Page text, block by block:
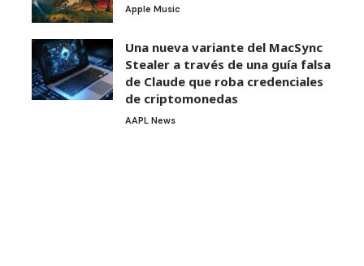
Apple Music
Una nueva variante del MacSync
Stealer a través de una guía falsa
de Claude que roba credenciales
de criptomonedas
AAPL News